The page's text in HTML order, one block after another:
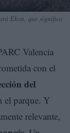
Ekon, que significa
Valencia
con el
del
el parque. Y
relevante,